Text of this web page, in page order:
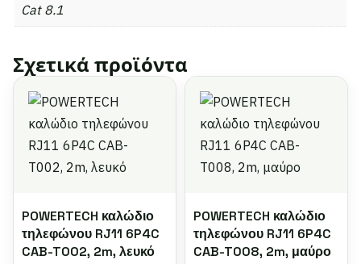
Cat 8.1
Σχετικά προϊόντα
POWERTECH καλώδιο
τηλεφώνου RJ11 6P4C
CAB-T002, 2m, λευκό
POWERTECH καλώδιο
τηλεφώνου RJ11 6P4C
CAB-T008, 2m, μαύρο